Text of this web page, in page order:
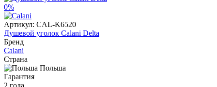
0%
Артикул: CAL-K6520
Душевой уголок Calani Delta
Бренд
Calani
Страна
Польша
Гарантия
2 года